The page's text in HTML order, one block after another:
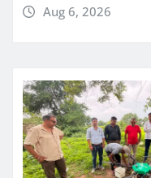
Aug 6, 2026